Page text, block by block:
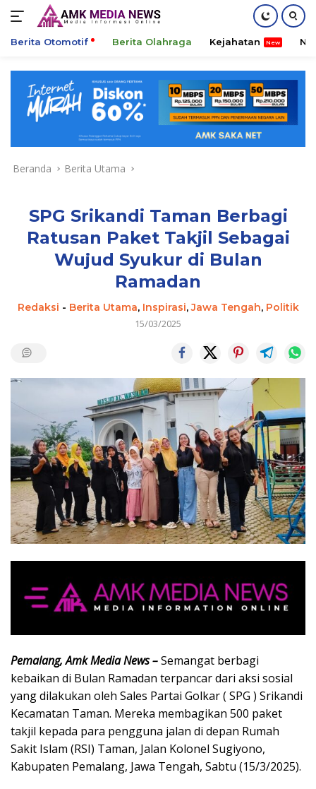
konten
Berita Otomotif Berita Olahraga Kejahatan
Beranda Berita Utama
SPG Srikandi Taman Berbagi
Ratusan Paket Takjil Sebagai
Wujud Syukur di Bulan
Ramadan
Redaksi - Berita Utama, Inspirasi,Jawa Tengah, Politik
15/03/2025
Pemalang, Amk Media News –Semangat berbagi
kebaikan di Bulan Ramadan terpancar dari aksi sosial
yang dilakukan oleh Sales Partai Golkar ( SPG ) Srikandi
Kecamatan Taman. Mereka membagikan 500 paket
takjil kepada para pengguna jalan di depan Rumah
Sakit Islam (RSI) Taman, Jalan Kolonel Sugiyono,
Kabupaten Pemalang, Jawa Tengah, Sabtu (15/3/2025).